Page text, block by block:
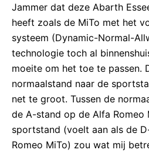
Jammer dat deze Abarth
heeft zoals de MiTo met het
systeem (Dynamic-Normal-
technologie toch al
moeite om het toe te passen.
normaalstand naar de
net te groot. Tussen de
de A-stand op de Alfa Romeo
sportstand (voelt aan als de
Romeo MiTo) zou wat mij